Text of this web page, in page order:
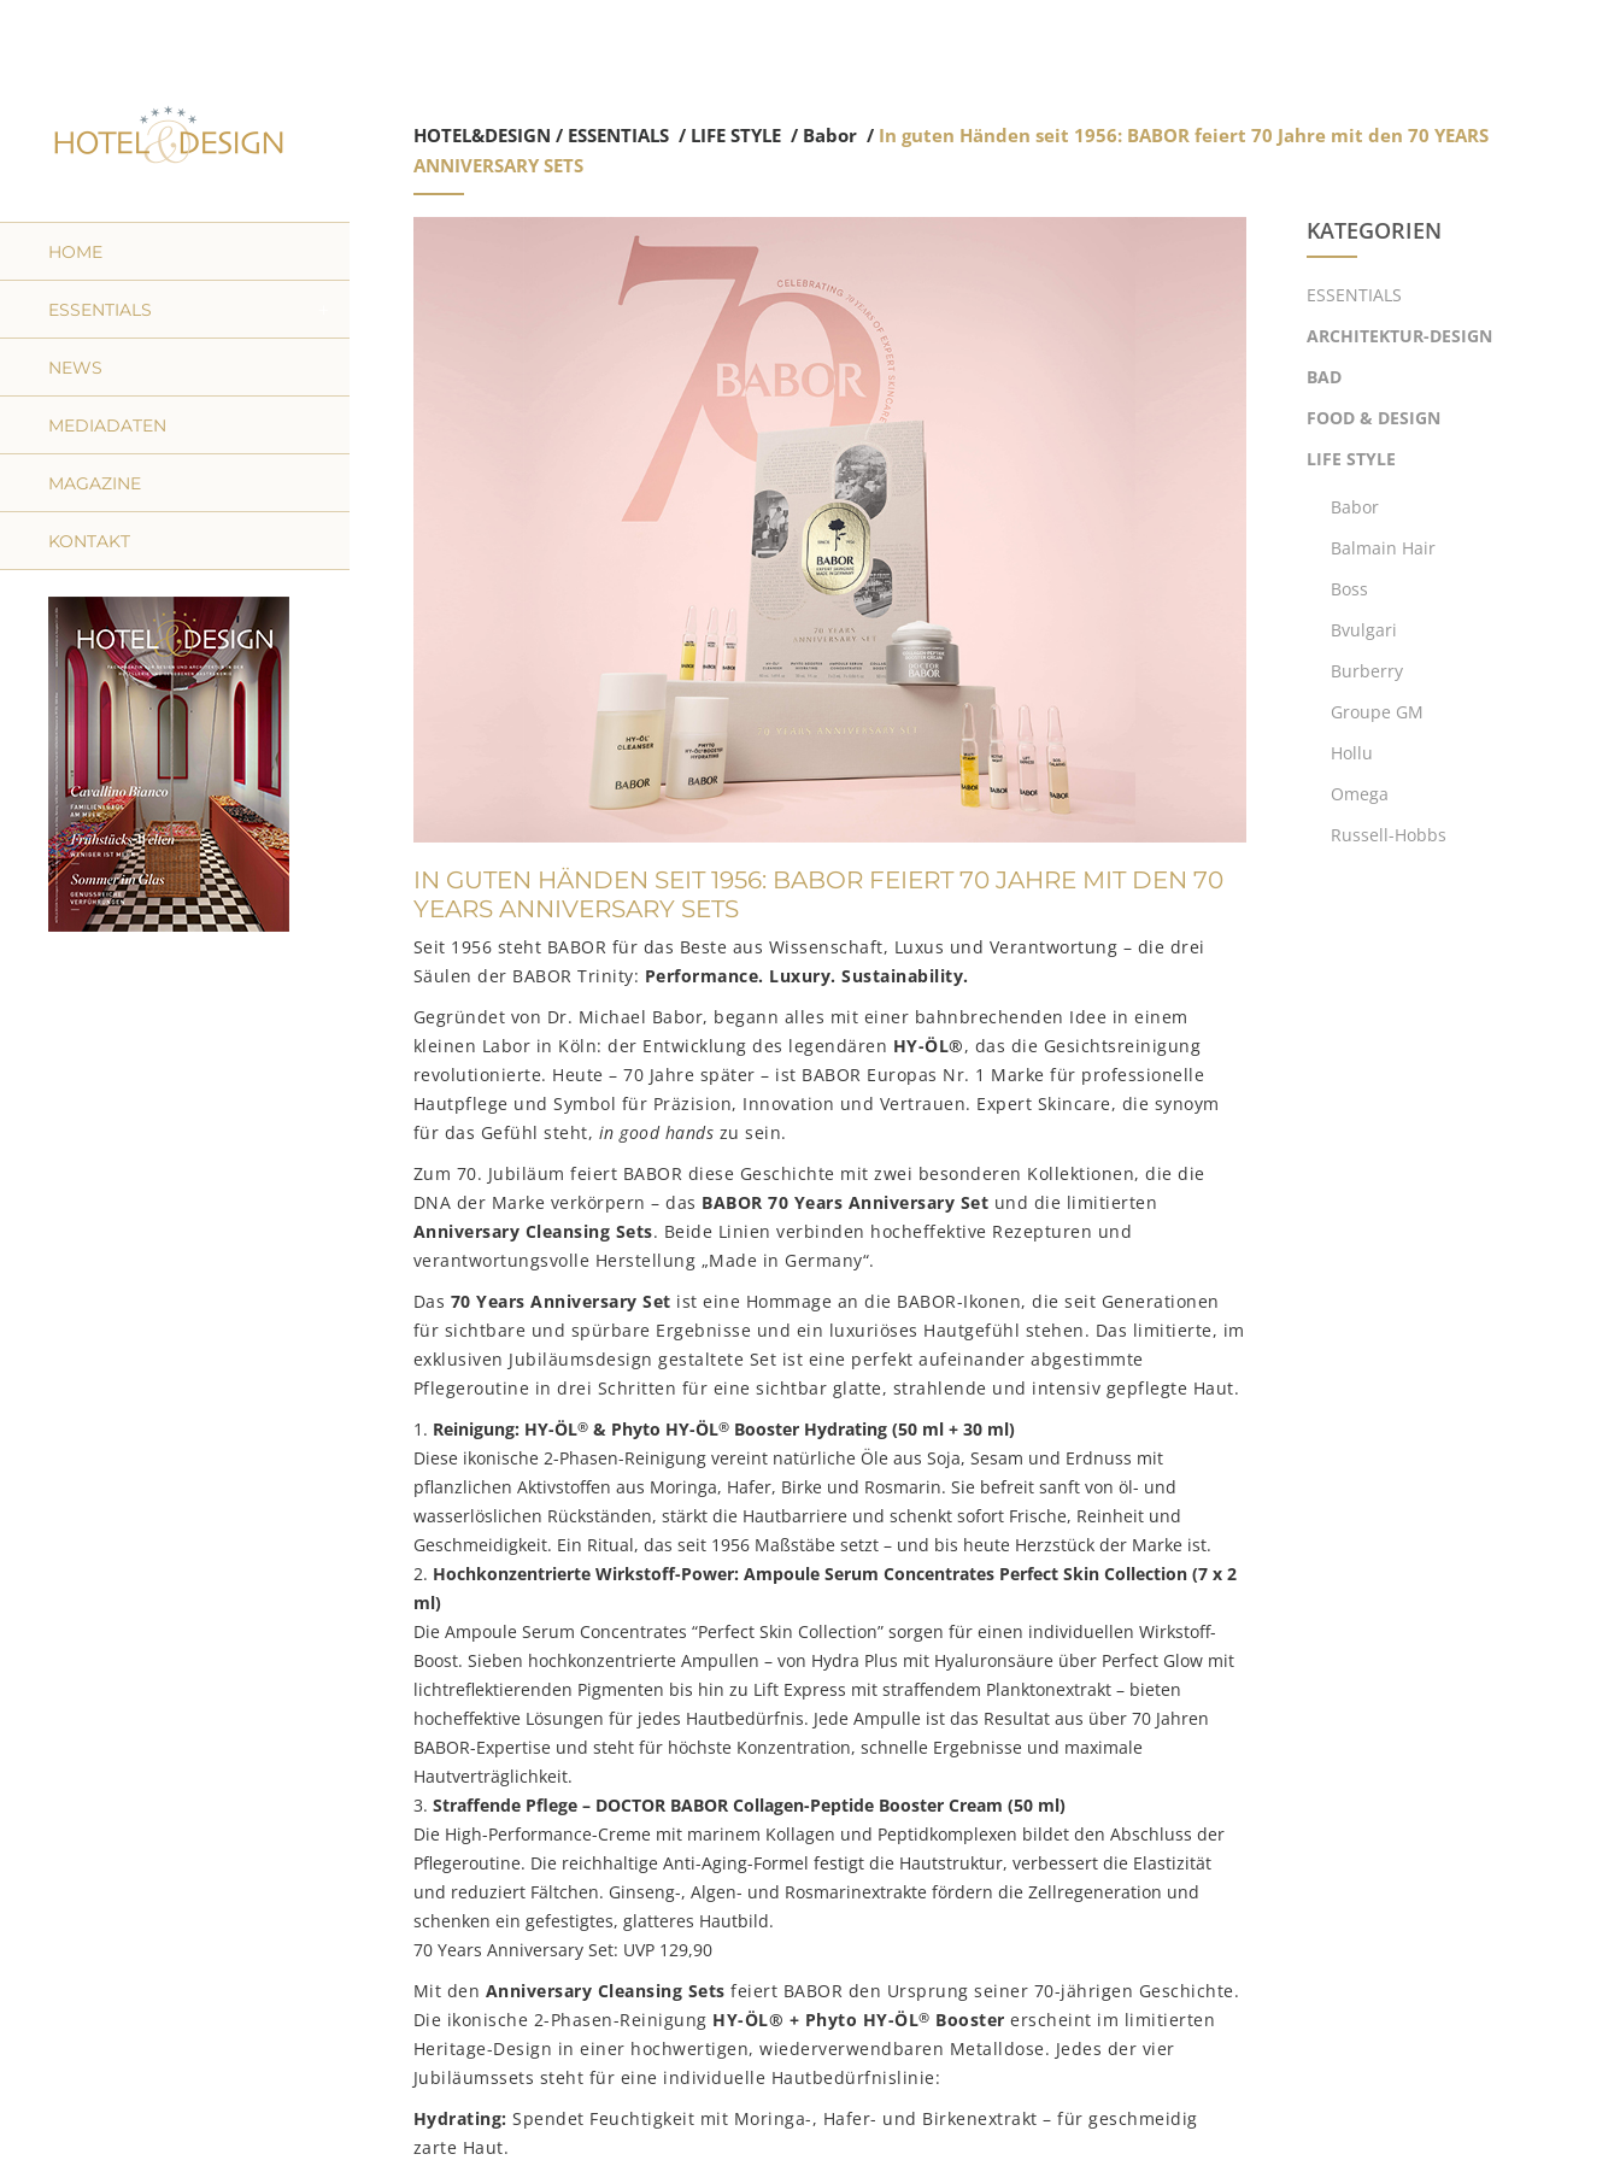
HOME
ESSENTIALS
NEWS
MEDIADATEN
MAGAZINE
KONTAKT
HOTEL&DESIGN / ESSENTIALS / LIFE STYLE / Babor / In guten Händen seit 1956: BABOR feiert 70 Jahre mit den 70 YEARS
ANNIVERSARY SETS
IN GUTEN HÄNDEN SEIT 1956: BABOR FEIERT 70 JAHRE MIT DEN 70
YEARS ANNIVERSARY SETS
Seit 1956 steht BABOR für das Beste aus Wissenschaft, Luxus und Verantwortung – die drei
Säulen der BABOR Trinity: Performance. Luxury. Sustainability.
Gegründet von Dr. Michael Babor, begann alles mit einer bahnbrechenden Idee in einem
kleinen Labor in Köln: der Entwicklung des legendären HY-ÖL®, das die Gesichtsreinigung
revolutionierte. Heute – 70 Jahre später – ist BABOR Europas Nr. 1 Marke für professionelle
Hautpflege und Symbol für Präzision, Innovation und Vertrauen. Expert Skincare, die synoym
für das Gefühl steht, in good hands zu sein.
Zum 70. Jubiläum feiert BABOR diese Geschichte mit zwei besonderen Kollektionen, die die
DNA der Marke verkörpern – das BABOR 70 Years Anniversary Set und die limitierten
Anniversary Cleansing Sets. Beide Linien verbinden hocheffektive Rezepturen und
verantwortungsvolle Herstellung „Made in Germany“.
Das 70 Years Anniversary Set ist eine Hommage an die BABOR-Ikonen, die seit Generationen
für sichtbare und spürbare Ergebnisse und ein luxuriöses Hautgefühl stehen. Das limitierte, im
exklusiven Jubiläumsdesign gestaltete Set ist eine perfekt aufeinander abgestimmte
Pflegeroutine in drei Schritten für eine sichtbar glatte, strahlende und intensiv gepflegte Haut.
Reinigung: HY-ÖL®& Phyto HY-ÖL®Booster Hydrating (50 ml + 30 ml)
Diese ikonische 2-Phasen-Reinigung vereint natürliche Öle aus Soja, Sesam und Erdnuss mit
pflanzlichen Aktivstoffen aus Moringa, Hafer, Birke und Rosmarin. Sie befreit sanft von öl- und
wasserlöslichen Rückständen, stärkt die Hautbarriere und schenkt sofort Frische, Reinheit und
Geschmeidigkeit. Ein Ritual, das seit 1956 Maßstäbe setzt – und bis heute Herzstück der Marke ist.
Hochkonzentrierte Wirkstoff-Power: Ampoule Serum Concentrates Perfect Skin Collection (7 x 2
ml)
Die Ampoule Serum Concentrates “Perfect Skin Collection” sorgen für einen individuellen Wirkstoff-
Boost. Sieben hochkonzentrierte Ampullen – von Hydra Plus mit Hyaluronsäure über Perfect Glow mit
lichtreflektierenden Pigmenten bis hin zu Lift Express mit straffendem Planktonextrakt – bieten
hocheffektive Lösungen für jedes Hautbedürfnis. Jede Ampulle ist das Resultat aus über 70 Jahren
BABOR-Expertise und steht für höchste Konzentration, schnelle Ergebnisse und maximale
Hautverträglichkeit.
Straffende Pflege – DOCTOR BABOR Collagen-Peptide Booster Cream (50 ml)
Die High-Performance-Creme mit marinem Kollagen und Peptidkomplexen bildet den Abschluss der
Pflegeroutine. Die reichhaltige Anti-Aging-Formel festigt die Hautstruktur, verbessert die Elastizität
und reduziert Fältchen. Ginseng-, Algen- und Rosmarinextrakte fördern die Zellregeneration und
schenken ein gefestigtes, glatteres Hautbild.
70 Years Anniversary Set: UVP 129,90
Mit den Anniversary Cleansing Setsfeiert BABOR den Ursprung seiner 70-jährigen Geschichte.
Die ikonische 2-Phasen-Reinigung HY-ÖL® + Phyto HY-ÖL® Booster erscheint im limitierten
Heritage-Design in einer hochwertigen, wiederverwendbaren Metalldose. Jedes der vier
Jubiläumssets steht für eine individuelle Hautbedürfnislinie:
Hydrating: Spendet Feuchtigkeit mit Moringa-, Hafer- und Birkenextrakt – für geschmeidig
zarte Haut.
KATEGORIEN
ESSENTIALS
ARCHITEKTUR-DESIGN
BAD
FOOD & DESIGN
LIFE STYLE
Babor
Balmain Hair
Boss
Bvulgari
Burberry
Groupe GM
Hollu
Omega
Russell-Hobbs